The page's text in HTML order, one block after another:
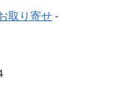
取り寄せ‐